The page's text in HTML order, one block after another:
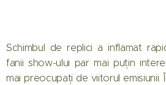
Schimbul de replici a inflamat
fanii show-ului par mai puțin
mai preocupați de viitorul